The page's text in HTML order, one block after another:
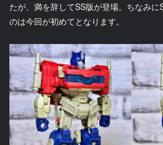
たが、満を辞してSS版が登場。ちなみに
のは今回が初めてとなります。